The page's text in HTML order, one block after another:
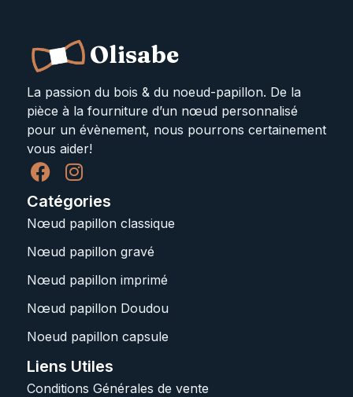
Olisabe
La passion du bois & du noeud-papillon. De la
pièce à la fourniture d’un nœud personnalisé
pour un évènement, nous pourrons certainement
vous aider!
Catégories
Nœud papillon classique
Nœud papillon gravé
Nœud papillon imprimé
Nœud papillon Doudou
Noeud papillon capsule
Liens Utiles
Conditions Générales de vente